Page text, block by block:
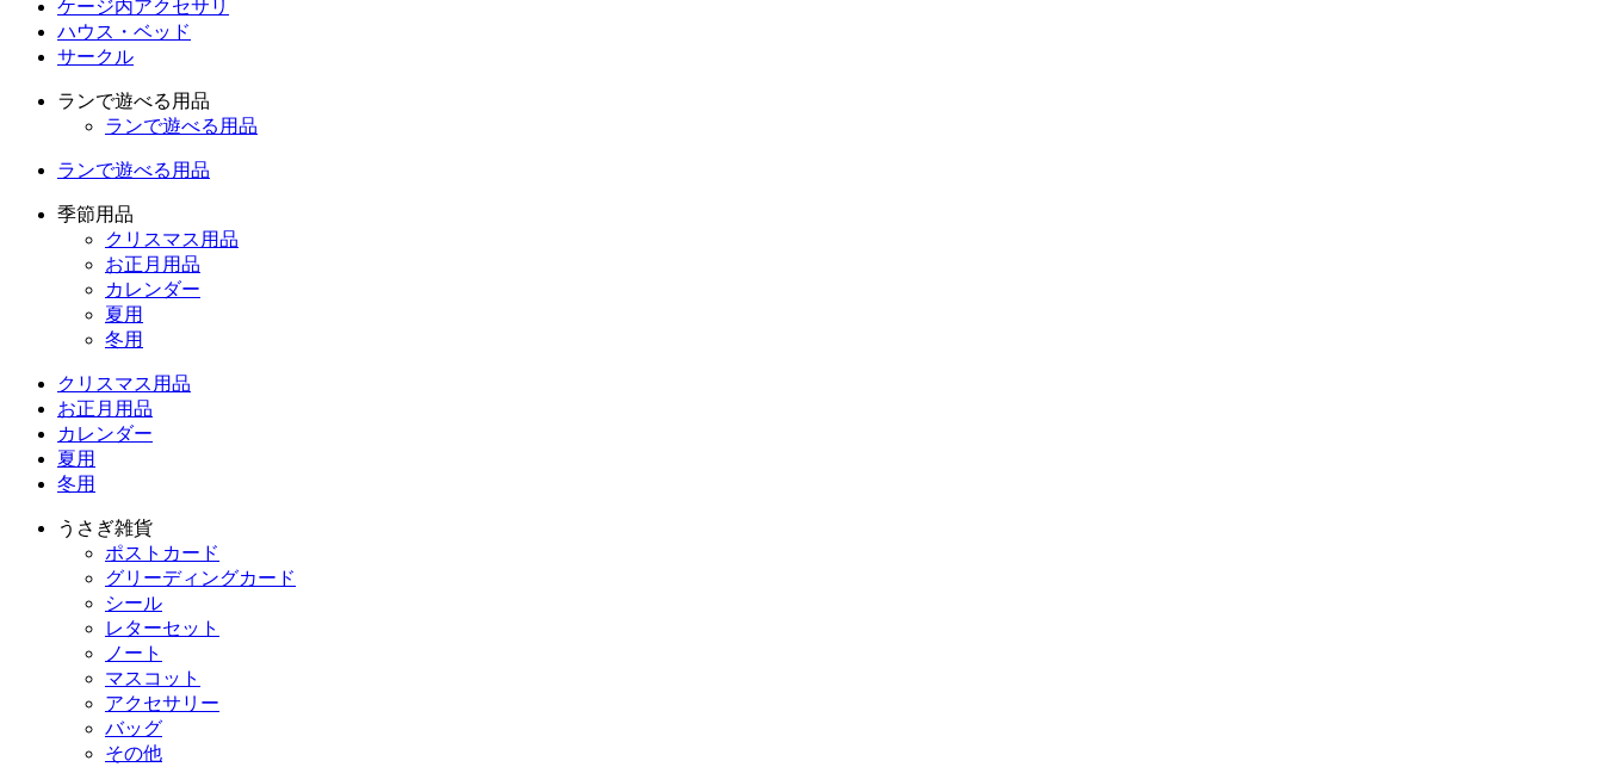
ケージ内アクセサリ
ハウス・ベッド
サークル
ランで遊べる用品
ランで遊べる用品
ランで遊べる用品
季節用品
クリスマス用品
お正月用品
カレンダー
夏用
冬用
クリスマス用品
お正月用品
カレンダー
夏用
冬用
うさぎ雑貨
ポストカード
グリーディングカード
シール
レターセット
ノート
マスコット
アクセサリー
バッグ
その他